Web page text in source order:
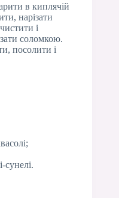
в киплячій
нарізати
і
соломкою.
посолити і
сунелі.